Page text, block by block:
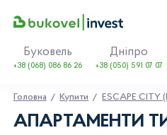
Буковель
+38 (068) 086 86 26
Дніпро
+38 (050) 591 07 07
Головна Купити ESCAPE CITY
АПАРТАМЕНТИ